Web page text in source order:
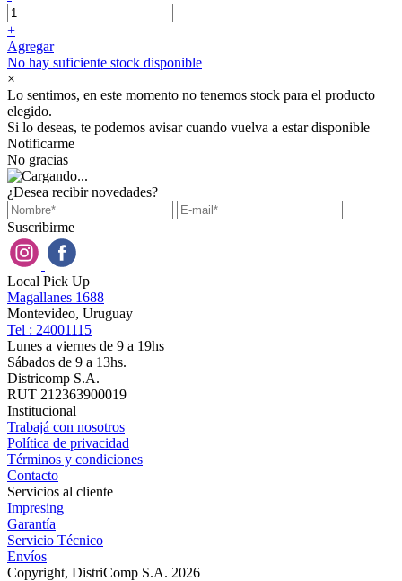
+
Agregar
No hay suficiente stock disponible
×
Lo sentimos, en este momento no tenemos stock para el producto
elegido.
Si lo deseas, te podemos avisar cuando vuelva a estar disponible
Notificarme
No gracias
¿Desea recibir novedades?
Suscribirme
Local Pick Up
Magallanes 1688
Montevideo, Uruguay
Tel : 24001115
Lunes a viernes de 9 a 19hs
Sábados de 9 a 13hs.
Districomp S.A.
RUT 212363900019
Institucional
Trabajá con nosotros
Política de privacidad
Términos y condiciones
Contacto
Servicios al cliente
Impresing
Garantía
Servicio Técnico
Envíos
Copyright, DistriComp S.A. 2026